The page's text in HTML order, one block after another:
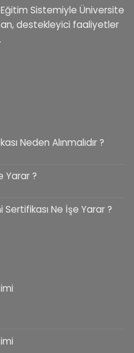
Sistemiyle Üniversite
destekleyici faaliyetler
Neden Alınmalıdır ?
Yarar ?
Ne İşe Yarar ?